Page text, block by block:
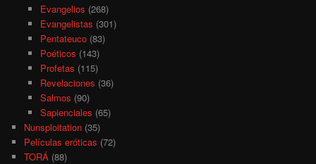
Evangelios (268)
Evangelistas (301)
Pentateuco(83)
Poéticos (143)
Profetas (115)
Revelaciones (36)
Salmos (90)
Sapienciales (65)
Nunsploitation (35)
Películas eróticas (72)
TORÁ (88)